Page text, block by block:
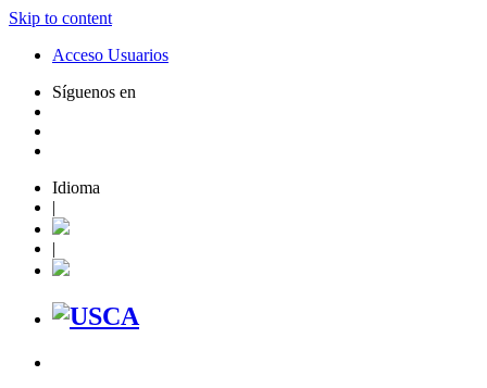
Skip to content
Acceso Usuarios
Síguenos en
Idioma
|
|